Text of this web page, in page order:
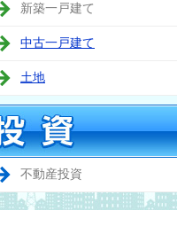
新築一戸建て
中古一戸建て
土地
不動産投資